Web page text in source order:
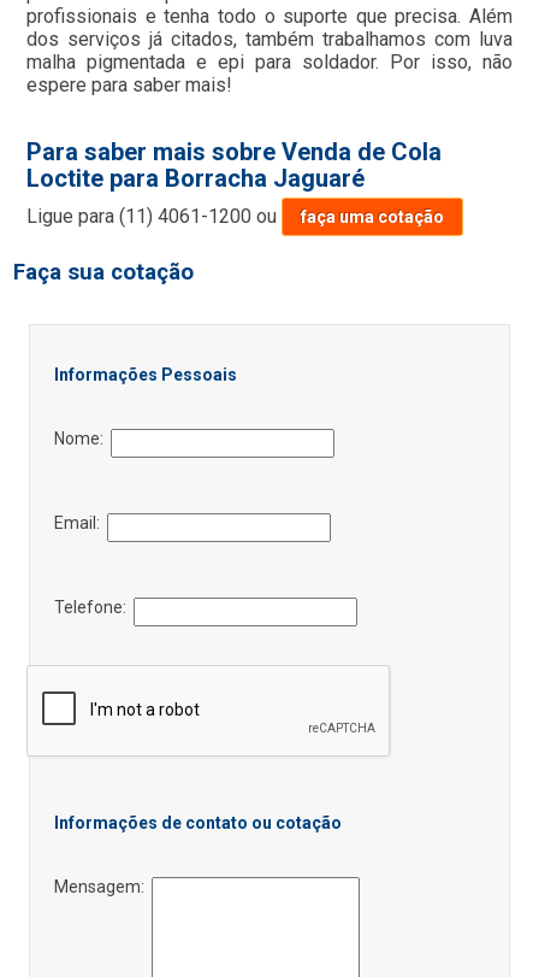
profissionais e tenha todo o suporte que precisa. Além
dos serviços já citados, também trabalhamos com luva
malha pigmentada e epi para soldador. Por isso, não
espere para saber mais!
Para saber mais sobre Venda de Cola
Loctite para Borracha Jaguaré
Ligue para(11) 4061-1200 ou faça uma cotação
Faça sua cotação
Informações Pessoais
Nome:
Email:
Telefone:
Informações de contato ou cotação
Mensagem: